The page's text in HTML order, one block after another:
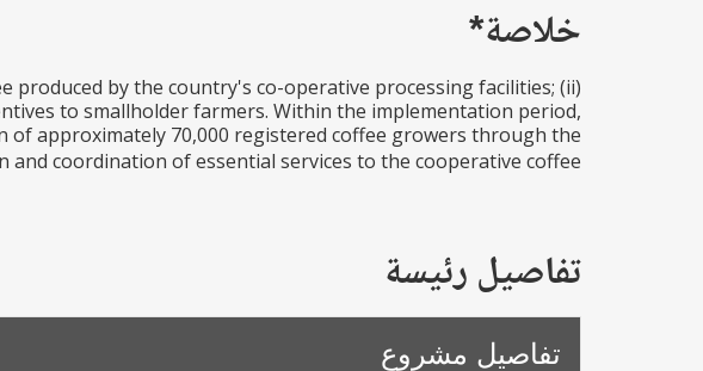
خلاصة*
produced by the country's co-operative processing facilities; (ii)
to smallholder farmers. Within the implementation period,
approximately 70,000 registered coffee growers through the
and coordination of essential services to the cooperative coffee...
تفاصيل رئيسة
تفاصيل مشروع